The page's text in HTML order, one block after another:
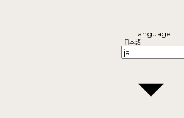
Language
日本語